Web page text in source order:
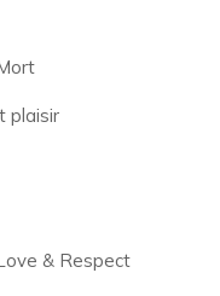
plaisir
& Respect